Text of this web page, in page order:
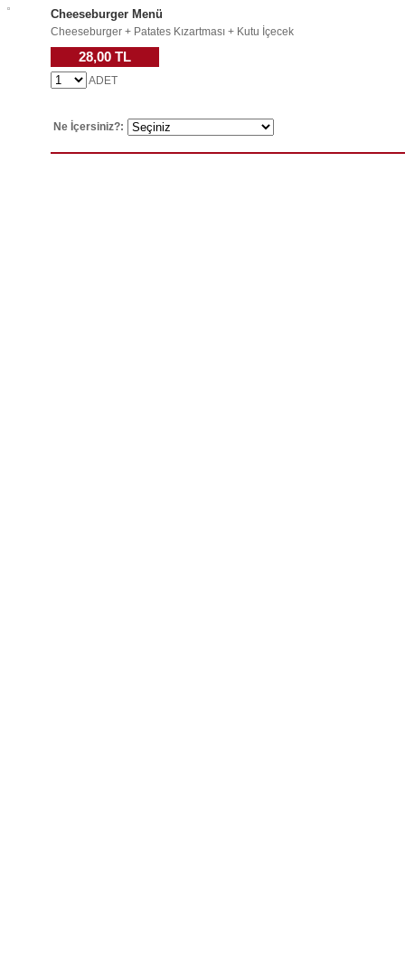
Cheeseburger Menü
Cheeseburger + Patates Kızartması + Kutu İçecek
28,00 TL
ADET
Ne İçersiniz?: